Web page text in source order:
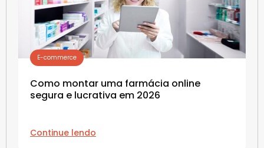
E-commerce
Como montar uma farmácia online
segura e lucrativa em 2026
Continue lendo